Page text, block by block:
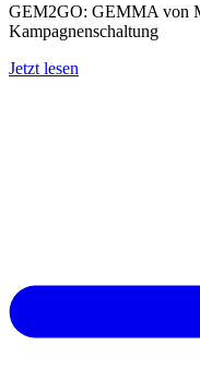
GEM2GO: GEMMA von
Kampagnenschal­tung
Jetzt lesen